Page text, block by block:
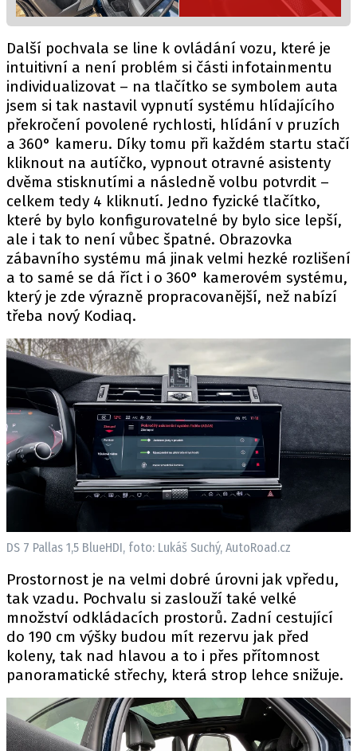
Další pochvala se line k ovládání vozu, které je
intuitivní a není problém si části infotainmentu
individualizovat – na tlačítko se symbolem auta
jsem si tak nastavil vypnutí systému hlídajícího
překročení povolené rychlosti, hlídání v pruzích
a 360° kameru. Díky tomu při každém startu stačí
kliknout na autíčko, vypnout otravné asistenty
dvěma stisknutími a následně volbu potvrdit –
celkem tedy 4 kliknutí. Jedno fyzické tlačítko,
které by bylo konfigurovatelné by bylo sice lepší,
ale i tak to není vůbec špatné. Obrazovka
zábavního systému má jinak velmi hezké rozlišení
a to samé se dá říct i o 360° kamerovém systému,
který je zde výrazně propracovanější, než nabízí
třeba nový Kodiaq.
DS 7 Pallas 1,5 BlueHDI, foto: Lukáš Suchý, AutoRoad.cz
Prostornost je na velmi dobré úrovni jak vpředu,
tak vzadu. Pochvalu si zaslouží také velké
množství odkládacích prostorů. Zadní cestující
do 190 cm výšky budou mít rezervu jak před
koleny, tak nad hlavou a to i přes přítomnost
panoramatické střechy, která strop lehce snižuje.